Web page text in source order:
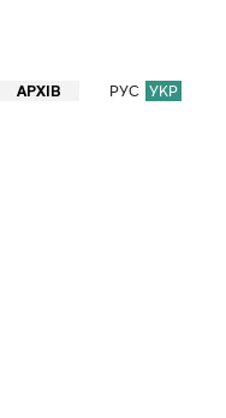
РУС УКР
АРХІВ